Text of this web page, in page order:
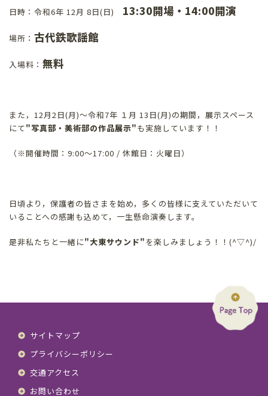
日時：令和6年 12月 8日(日) 13:30開場・14:00開演
場所： 古代鉄歌謡館
入場料： 無料
また，12月2日(月)～令和7年 １月 13日(月)の期間，展示スペース
にて"写真部・美術部の作品展示"も実施しています！！
（※開催時間：9:00～17:00 / 休館日：火曜日）
日頃より，保護者の皆さまを始め，多くの皆様に支えていただいて
いることへの感謝も込めて，一生懸命演奏します。
是非私たちと一緒に"大東サウンド" を楽しみましょう！！(^▽^)/
サイトマップ
プライバシーポリシー
交通アクセス
お問い合わせ